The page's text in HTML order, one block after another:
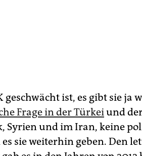
geschwächt ist, es gibt sie ja
Frage in der Türkeiund
Syrien und im Iran, keine
sie weiterhin geben. Den